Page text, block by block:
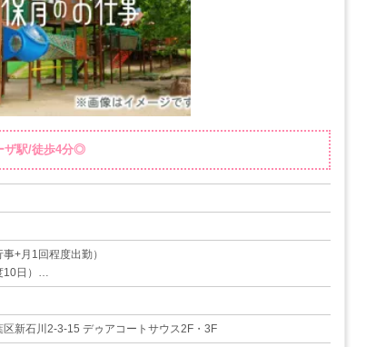
ザ駅/徒歩4分◎
+月1回程度出勤）
日）
有給休暇以外に数日）
新石川2-3-15 デゥアコートサウス2F・3F